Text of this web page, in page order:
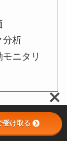
分析
ニタリ
受け取る